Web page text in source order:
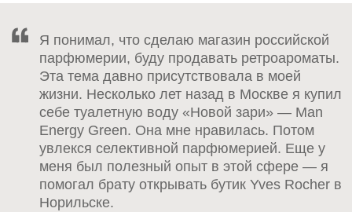
Я понимал, что сделаю магазин российской
парфюмерии, буду продавать ретроароматы.
Эта тема давно присутствовала в моей
жизни. Несколько лет назад в Москве я купил
себе туалетную воду «Новой зари» — Man
Energy Green. Она мне нравилась. Потом
увлекся селективной парфюмерией. Еще у
меня был полезный опыт в этой сфере — я
помогал брату открывать бутик Yves Rocher в
Норильске.